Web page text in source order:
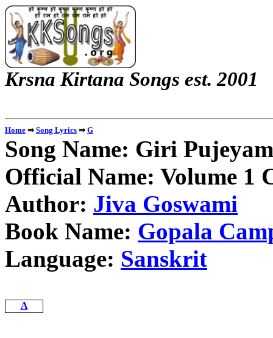
Krsna Kirtana
Home ⇒ Song Lyrics ⇒ G
Song Name: Giri
Official Name: Volume 1
Author: Jiva Goswami
Book Name: Gopala
Language: Sanskrit
A